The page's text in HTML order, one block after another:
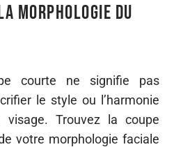
morphologie du
courte ne signifie pas
le style ou l’harmonie
Trouvez la coupe
votre morphologie faciale